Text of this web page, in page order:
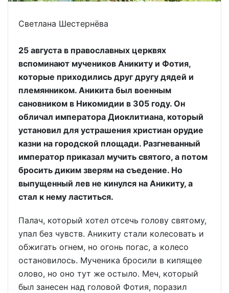
Светлана Шестернёва
25 августа в православных церквях
вспоминают мучеников Аникиту и Фотия,
которые приходились друг другу дядей и
племянником. Аникита был военным
сановником в Никомидии в 305 году. Он
обличал императора Диоклитиана, который
установил для устрашения христиан орудие
казни на городской площади. Разгневанный
император приказал мучить святого, а потом
бросить диким зверям на съедение. Но
выпущенный лев не кинулся на Аникиту, а
стал к нему ластиться.
Палач, который хотел отсечь голову святому,
упал без чувств. Аникиту стали колесовать и
обжигать огнем, но огонь погас, а колесо
остановилось. Мученика бросили в кипящее
олово, но оно тут же остыло. Меч, который
был занесен над головой Фотия, поразил